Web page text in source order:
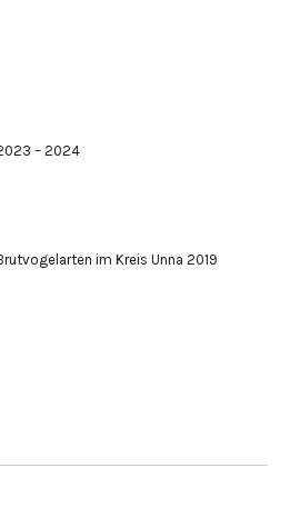
– 2024
im Kreis Unna 2019